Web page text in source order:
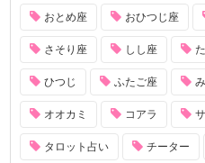
おとめ座 おひつじ座
さそり座 しし座
ひつじ ふたご座
オオカミ コアラ
タロット占い チーター